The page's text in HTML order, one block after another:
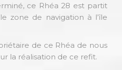
ce Rhéa 28 est partit
zone de navigation à l’île
de ce Rhéa de nous
la réalisation de ce refit.